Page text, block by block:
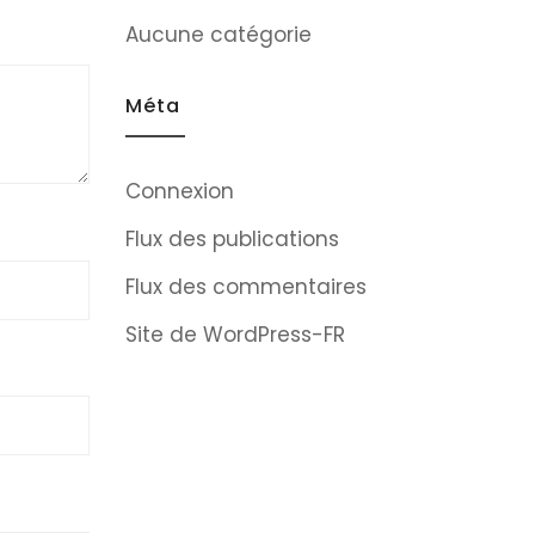
Aucune catégorie
Méta
Connexion
Flux des publications
Flux des commentaires
Site de WordPress-FR